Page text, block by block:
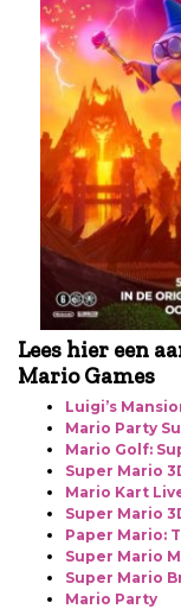
Lees hier een
Mario Games
Luigi’s
Mario Party
Mario Golf:
Super Mario
Mario Kart
Super Mario
Paper Mario:
Super Mario
Super Mario
Mario Party